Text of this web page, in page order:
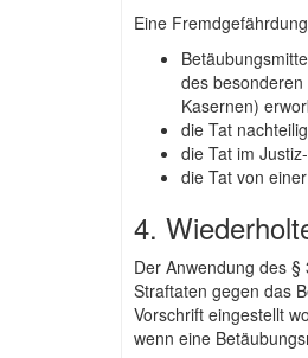
Eine
des
Kasernen)
die Tat
die Tat im
die Tat von
4.
Der Anwendung des
Straftaten gegen das
Vorschrift eingestellt
wenn eine